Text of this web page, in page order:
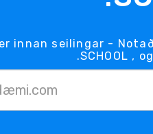
er innan seilingar -
.SCHOOL ,